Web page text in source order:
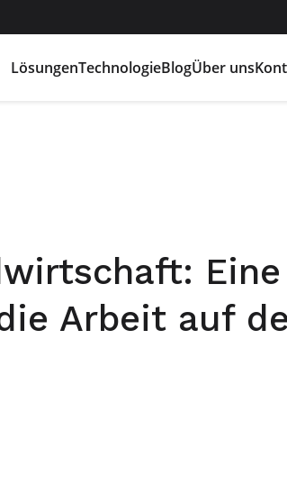
LösungenTechnologieBlogÜber uns
Eine
Arbeit auf